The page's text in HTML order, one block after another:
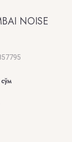
NOISE
сўм